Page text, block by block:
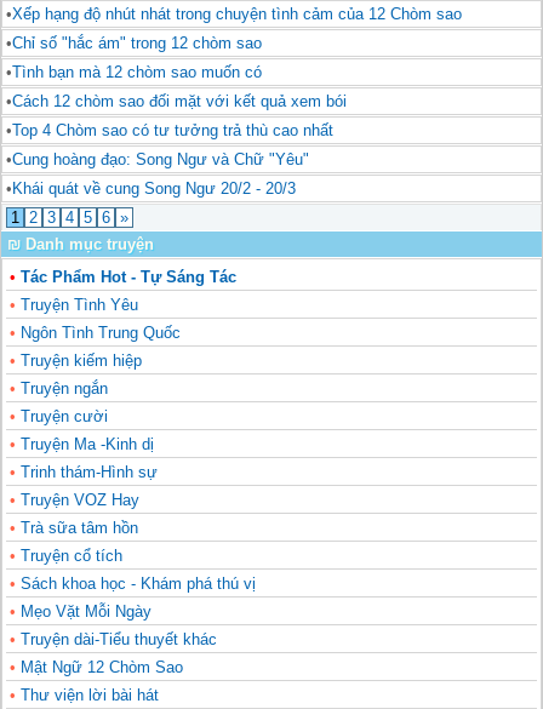
•Xếp hạng độ nhút nhát trong chuyện tình cảm của 12 Chòm sao
•Chỉ số "hắc ám" trong 12 chòm sao
•Tình bạn mà 12 chòm sao muốn có
•Cách 12 chòm sao đối mặt với kết quả xem bói
•Top 4 Chòm sao có tư tưởng trả thù cao nhất
•Cung hoàng đạo: Song Ngư và Chữ "Yêu"
•Khái quát về cung Song Ngư 20/2 - 20/3
1
2 3 4 5 6 »
₪ Danh mục truyện
• Tác Phẩm Hot - Tự Sáng Tác
• Truyện Tình Yêu
• Ngôn Tình Trung Quốc
• Truyện kiếm hiệp
• Truyện ngắn
• Truyện cười
• Truyện Ma -Kinh dị
• Trinh thám-Hình sự
• Truyện VOZ Hay
• Trà sữa tâm hồn
• Truyện cổ tích
• Sách khoa học - Khám phá thú vị
• Mẹo Vặt Mỗi Ngày
• Truyện dài-Tiểu thuyết khác
• Mật Ngữ 12 Chòm Sao
• Thư viện lời bài hát